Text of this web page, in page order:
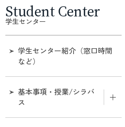
Student Center
学生センター
学生センター紹介（窓口時間
など）
基本事項・授業/シラバ
ス